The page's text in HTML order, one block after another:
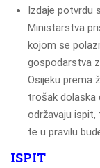
Izdaje potvrdu
Ministarstva
kojom se
gospodarstva
Osijeku prema
trošak dolaska
održavaju ispit,
te u pravilu
ISPIT